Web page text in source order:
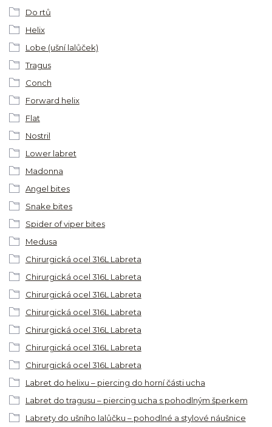
Do rtů
Helix
Lobe (ušní lalůček)
Tragus
Conch
Forward helix
Flat
Nostril
Lower labret
Madonna
Angel bites
Snake bites
Spider of viper bites
Medusa
Chirurgická ocel 316L Labreta
Chirurgická ocel 316L Labreta
Chirurgická ocel 316L Labreta
Chirurgická ocel 316L Labreta
Chirurgická ocel 316L Labreta
Chirurgická ocel 316L Labreta
Chirurgická ocel 316L Labreta
Labret do helixu – piercing do horní části ucha
Labret do tragusu – piercing ucha s pohodlným šperkem
Labrety do ušního lalůčku – pohodlné a stylové náušnice